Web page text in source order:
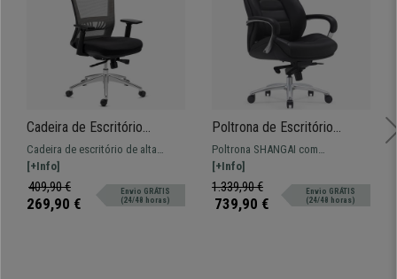
Assento ajustável em profundidade
• Apoio de braços ajustável em 2D
Assento com espuma ignífuga
Cadeira de Escritório
MAGNUM ELITE, Suporte
lombar, Base Alumínio,
Qualidade Premium, em
Cinzento
Cadeira de escritório de alta
qualidade, ideal para uso
intensivo. Combina um design
moderno com conforto e materiais
de alta qualidade.
[+Info]
409,90 €
269,90 €
Envio GRÁTIS
(24/48 horas)
Poltrona de Escritório
SHANGAI, Grosso
Acolchoado, Mecanismo
Bloqueável, Pele Verdadeira,
Preto
Poltrona SHANGAI com
acolchoado de alta densidade
com apoia cabeças integrado no
encosto.
[+Info]
1.339,90 €
739,90 €
Envio GRÁTIS
(24/48 horas)